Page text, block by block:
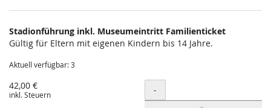
Stadionführung inkl. Museumeintritt Familienticket
Gültig für Eltern mit eigenen Kindern bis 14 Jahre.
Aktuell verfügbar: 3
42,00 €
inkl. Steuern Menge
-